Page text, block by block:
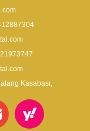
Kasabası,